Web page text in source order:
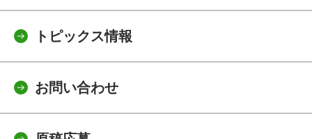
トピックス情報
お問い合わせ